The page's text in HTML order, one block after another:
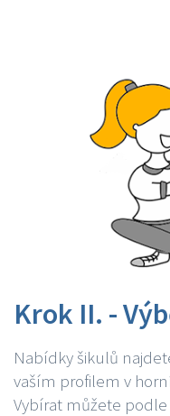
Krok II. -
Nabídky šikulů
vaším profilem v
Vybírat můžete